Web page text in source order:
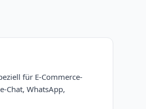
für E-Commerce-
Chat, WhatsApp,